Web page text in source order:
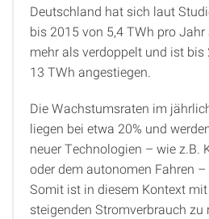
Deutschland hat sich laut
bis 2015 von 5,4 TWh pro
mehr als verdoppelt und ist
13 TWh angestiegen.
Die Wachstumsraten im
liegen bei etwa 20% und
neuer Technologien – wie z.B.
oder dem autonomen Fahren
Somit ist in diesem Kontext
steigenden Stromverbrauch zu